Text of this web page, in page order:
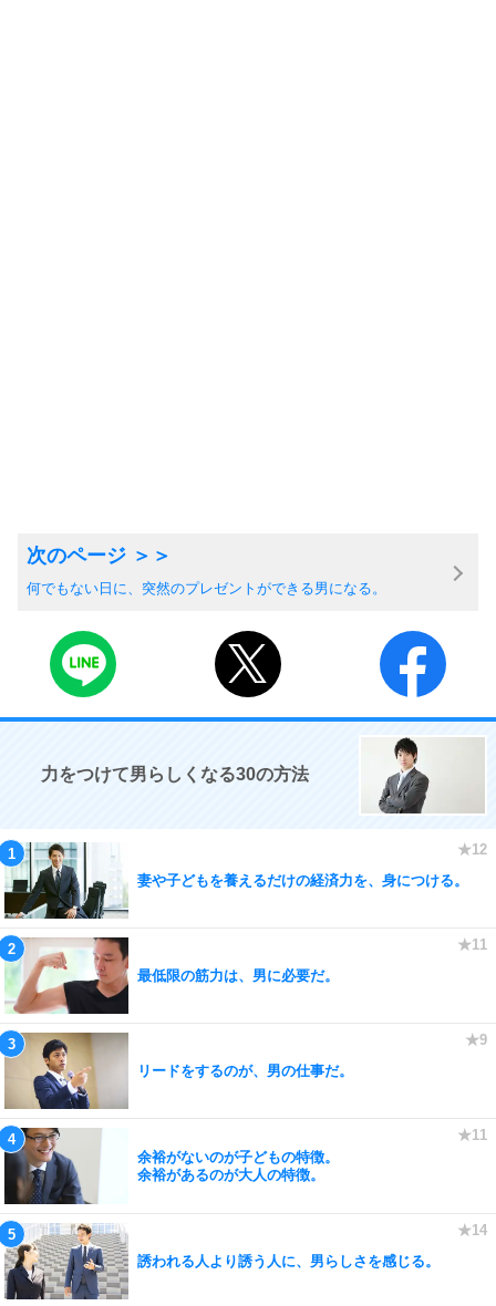
何でもない日に、突然のプレゼントができる男になる。
力をつけて男らしくなる30の方法
妻や子どもを養えるだけの経済力を、身につける。
最低限の筋力は、男に必要だ。
リードをするのが、男の仕事だ。
余裕がないのが子どもの特徴。
余裕があるのが大人の特徴。
誘われる人より誘う人に、男らしさを感じる。